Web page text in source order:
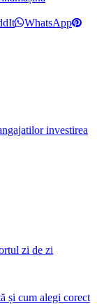
WhatsApp
investirea
zi de zi
și cum alegi corect